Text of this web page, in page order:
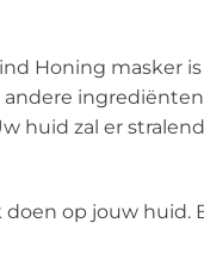
Honing masker
zal er
op jouw